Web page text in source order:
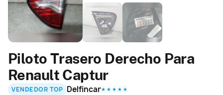
Piloto Trasero Derecho Para
Renault Captur
VENDEDOR TOP Delfincar★ ★ ★ ★ ★